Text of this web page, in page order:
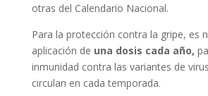
otras del Calendario Nacional.
Para la protección contra la gripe, es
aplicación de una dosis cada año,
inmunidad contra las variantes de
circulan en cada temporada.